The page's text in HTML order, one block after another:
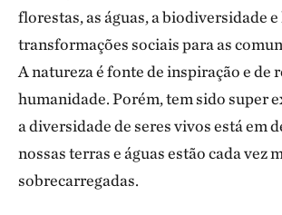
florestas, as águas, a biodiversidade
transformações sociais para as
A natureza é fonte de inspiração e de
humanidade. Porém, tem sido super
a diversidade de seres vivos está em
nossas terras e águas estão cada vez
sobrecarregadas.